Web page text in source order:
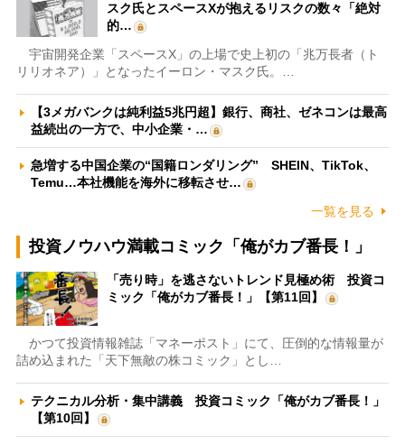
スク氏とスペースXが抱えるリスクの数々「絶対
的…
宇宙開発企業「スペースX」の上場で史上初の「兆万長者（ト
リリオネア）」となったイーロン・マスク氏。…
【3メガバンクは純利益5兆円超】銀行、商社、ゼネコンは最高
益続出の一方で、中小企業・…
急増する中国企業の“国籍ロンダリング” SHEIN、TikTok、
Temu…本社機能を海外に移転させ…
一覧を見る
投資ノウハウ満載コミック「俺がカブ番長！」
「売り時」を逃さないトレンド見極め術 投資コ
ミック「俺がカブ番長！」【第11回】
かつて投資情報雑誌「マネーポスト」にて、圧倒的な情報量が
詰め込まれた「天下無敵の株コミック」とし…
テクニカル分析・集中講義 投資コミック「俺がカブ番長！」
【第10回】